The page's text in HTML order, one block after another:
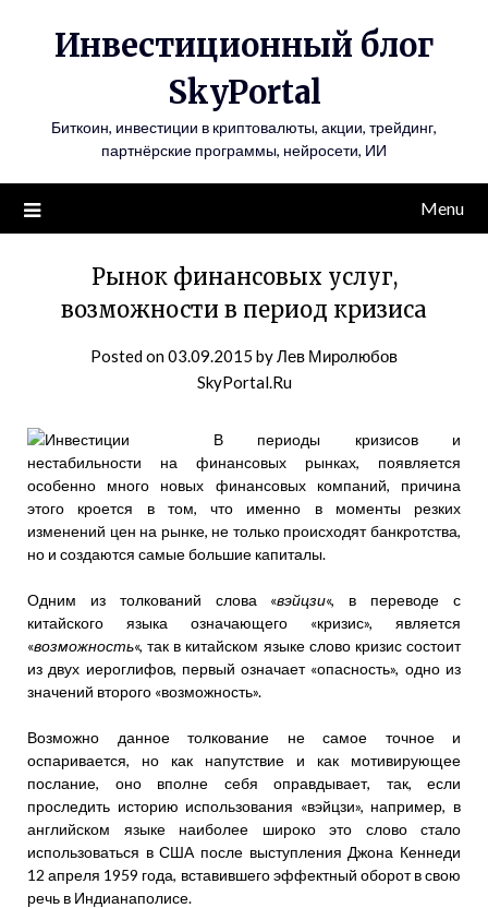
Инвестиционный блог
SkyPortal
Биткоин, инвестиции в криптовалюты, акции, трейдинг,
партнёрские программы, нейросети, ИИ
Menu
Рынок финансовых услуг,
возможности в период кризиса
Posted on03.09.2015 byЛев Миролюбов
SkyPortal.Ru
В периоды кризисов и
нестабильности на финансовых рынках, появляется
особенно много новых финансовых компаний, причина
этого кроется в том, что именно в моменты резких
изменений цен на рынке, не только происходят банкротства,
но и создаются самые большие капиталы.
Одним из толкований слова «вэйцзи«, в переводе с
китайского языка означающего «кризис», является
«возможность«, так в китайском языке слово кризис состоит
из двух иероглифов, первый означает «опасность», одно из
значений второго «возможность».
Возможно данное толкование не самое точное и
оспаривается, но как напутствие и как мотивирующее
послание, оно вполне себя оправдывает, так, если
проследить историю использования «вэйцзи», например, в
английском языке наиболее широко это слово стало
использоваться в США после выступления Джона Кеннеди
12 апреля 1959 года, вставившего эффектный оборот в свою
речь в Индианаполисе.